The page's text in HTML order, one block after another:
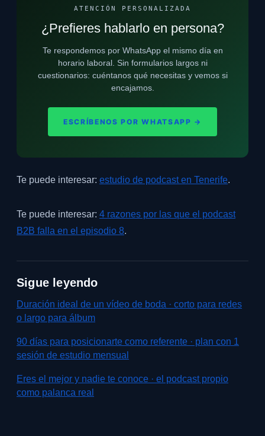
ATENCIÓN PERSONALIZADA
¿Prefieres hablarlo en persona?
Te respondemos por WhatsApp el mismo día en
horario laboral. Sin formularios largos ni
cuestionarios: cuéntanos qué necesitas y vemos si
encajamos.
ESCRÍBENOS POR WHATSAPP →
Te puede interesar: estudio de podcast en Tenerife.
Te puede interesar: 4 razones por las que el podcast
B2B falla en el episodio 8.
Sigue leyendo
Duración ideal de un vídeo de boda · corto para redes
o largo para álbum
90 días para posicionarte como referente · plan con 1
sesión de estudio mensual
Eres el mejor y nadie te conoce · el podcast propio
como palanca real